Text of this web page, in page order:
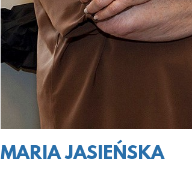
MARIA JASIEŃSKA